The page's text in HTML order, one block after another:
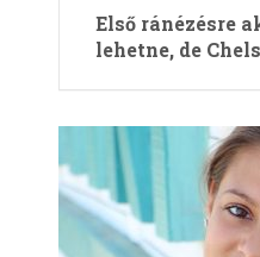
Első ránézésre
lehetne, de